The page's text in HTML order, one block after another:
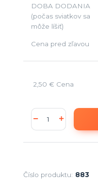
DOBA DODANIA
(počas sviatkov sa
môže líšiť)
Cena pred zľavou
2,50 € Cena
Číslo produktu: 883